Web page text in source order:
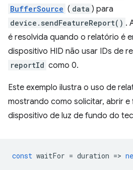
BufferSource ( data ) para
device.sendFeatureReport() .
é resolvida quando o relatório é
dispositivo HID não usar IDs de
reportId como 0.
Este exemplo ilustra o uso de
mostrando como solicitar, abrir e
dispositivo de luz de fundo do
const waitFor = duration =>